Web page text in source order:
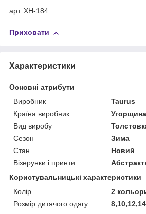
арт. XH-184
Приховати
Характеристики
Основні атрибути
Виробник
Taurus
Країна виробник
Угорщина
Вид виробу
Сезон
Зима
Стан
Новий
Візерунки і принти
Користувальницькі характеристики
Колір
2
Розмір дитячого одягу